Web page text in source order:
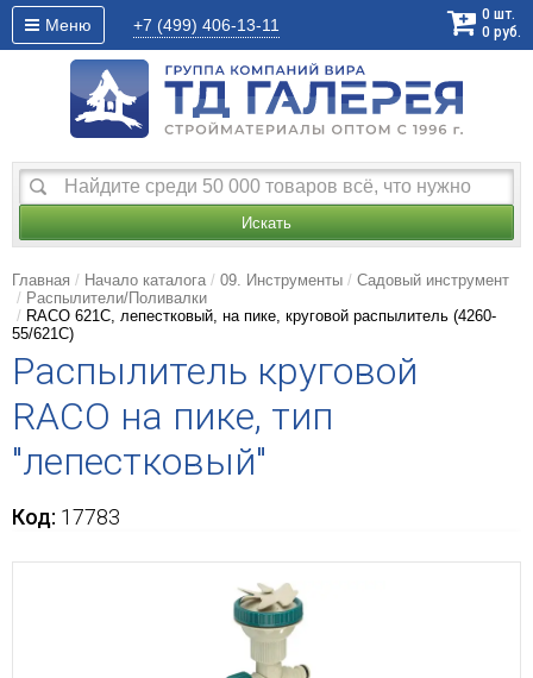
Меню +7 (499) 406-13-11
0 шт.
0 руб.
Искать
Главная Начало каталога 09. Инструменты
Садовый инструмент
Распылители/Поливалки
RACO 621C, лепестковый, на пике, круговой распылитель (4260-
55/621C)
Распылитель круговой
RACO на пике, тип
"лепестковый"
Код: 17783